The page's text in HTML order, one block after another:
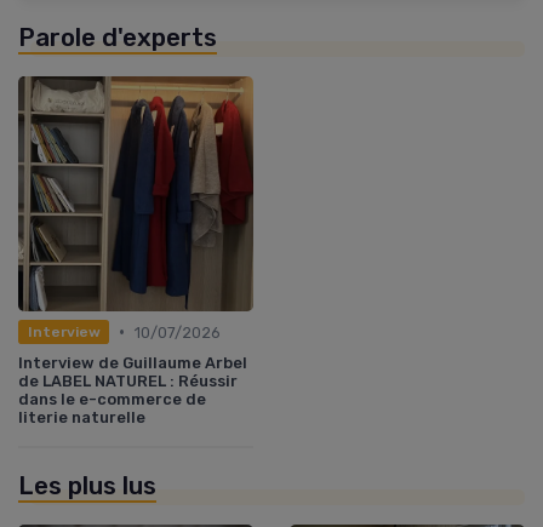
Parole d'experts
Interview • 10/07/2026
Interview de Guillaume Arbel
de LABEL NATUREL : Réussir
dans le e-commerce de
literie naturelle
Les plus lus